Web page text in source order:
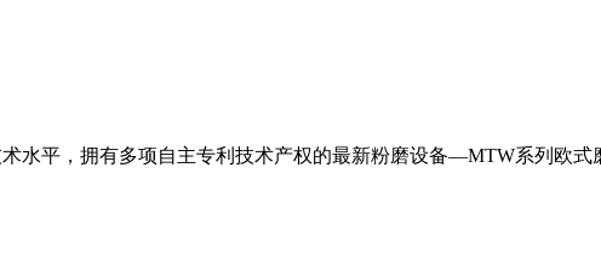
水平，拥有多项自主专利技术产权的最新粉磨设备—MTW系列欧